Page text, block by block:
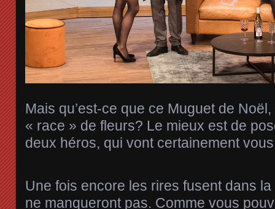
Mais qu’est-ce que ce Muguet de
« race » de fleurs? Le mieux est de
deux héros, qui vont certainement
Une fois encore les rires fusent dans
ne manqueront pas. Comme vous